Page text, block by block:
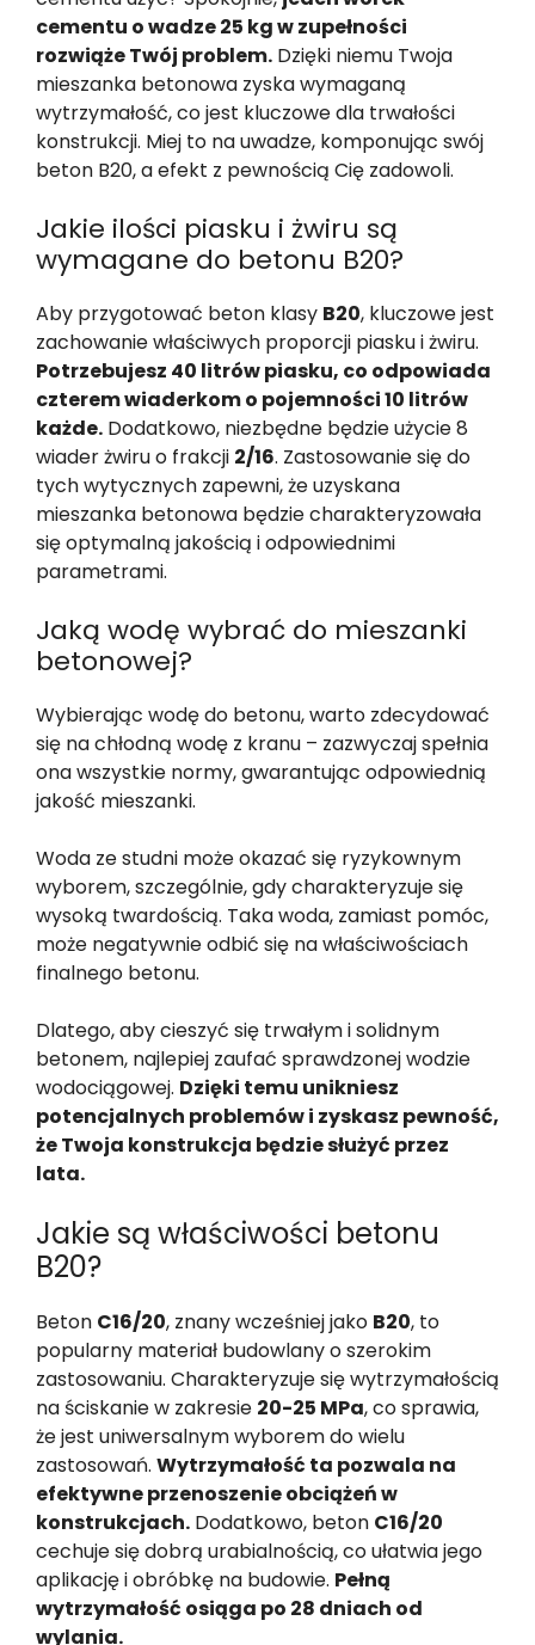
cementu o wadze 25 kg w zupełności
rozwiąże Twój problem. Dzięki niemu Twoja
mieszanka betonowa zyska wymaganą
wytrzymałość, co jest kluczowe dla trwałości
konstrukcji. Miej to na uwadze, komponując swój
beton B20, a efekt z pewnością Cię zadowoli.
Jakie ilości piasku i żwiru są
wymagane do betonu B20?
Aby przygotować beton klasy B20, kluczowe jest
zachowanie właściwych proporcji piasku i żwiru.
Potrzebujesz 40 litrów piasku, co odpowiada
czterem wiaderkom o pojemności 10 litrów
każde. Dodatkowo, niezbędne będzie użycie 8
wiader żwiru o frakcji 2/16. Zastosowanie się do
tych wytycznych zapewni, że uzyskana
mieszanka betonowa będzie charakteryzowała
się optymalną jakością i odpowiednimi
parametrami.
Jaką wodę wybrać do mieszanki
betonowej?
Wybierając wodę do betonu, warto zdecydować
się na chłodną wodę z kranu – zazwyczaj spełnia
ona wszystkie normy, gwarantując odpowiednią
jakość mieszanki.
Woda ze studni może okazać się ryzykownym
wyborem, szczególnie, gdy charakteryzuje się
wysoką twardością. Taka woda, zamiast pomóc,
może negatywnie odbić się na właściwościach
finalnego betonu.
Dlatego, aby cieszyć się trwałym i solidnym
betonem, najlepiej zaufać sprawdzonej wodzie
wodociągowej. Dzięki temu unikniesz
potencjalnych problemów i zyskasz pewność,
że Twoja konstrukcja będzie służyć przez
lata.
Jakie są właściwości betonu
B20?
Beton C16/20, znany wcześniej jako B20, to
popularny materiał budowlany o szerokim
zastosowaniu. Charakteryzuje się wytrzymałością
na ściskanie w zakresie 20-25 MPa, co sprawia,
że jest uniwersalnym wyborem do wielu
zastosowań. Wytrzymałość ta pozwala na
efektywne przenoszenie obciążeń w
konstrukcjach. Dodatkowo, beton C16/20
cechuje się dobrą urabialnością, co ułatwia jego
aplikację i obróbkę na budowie. Pełną
wytrzymałość osiąga po 28 dniach od
wylania.